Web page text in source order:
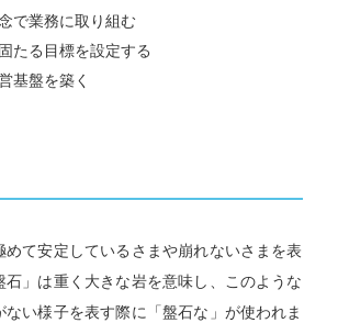
で業務に取り組む
たる目標を設定する
基盤を築く
めて安定しているさまや崩れないさまを表
石」は重く大きな岩を意味し、このような
い様子を表す際に「盤石な」が使われま